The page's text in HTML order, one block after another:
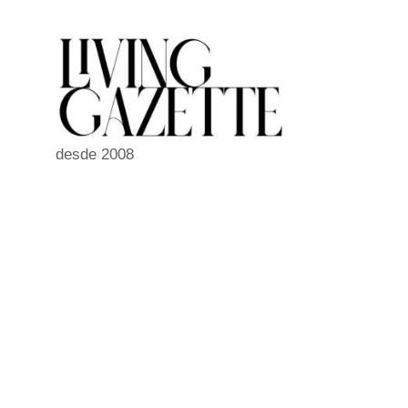
conteúdo
desde 2008